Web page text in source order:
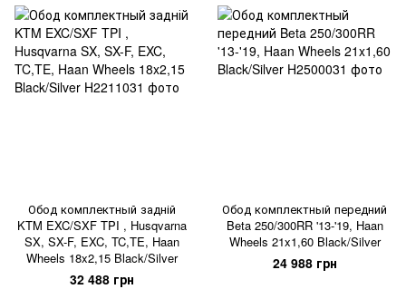
Обод комплектный задній
KTM EXC/SXF TPI , Husqvarna
SX, SX-F, EXC, TC,TE, Haan
Wheels 18x2,15 Black/Silver
32 488 грн
Обод комплектный передний
Beta 250/300RR '13-'19, Haan
Wheels 21x1,60 Black/Silver
24 988 грн